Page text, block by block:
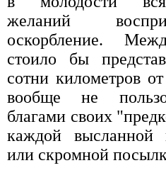
желаний
оскорбление.
стоило бы
сотни километров
вообще не
благами своих
каждой высланной
или скромной